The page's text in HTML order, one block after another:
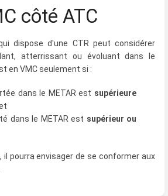
côté ATC
dispose d'une CTR peut considérer
atterrissant ou évoluant dans le
en VMC seulement si :
dans le METAR est supérieure
dans le METAR est supérieur ou
il pourra envisager de se conformer aux